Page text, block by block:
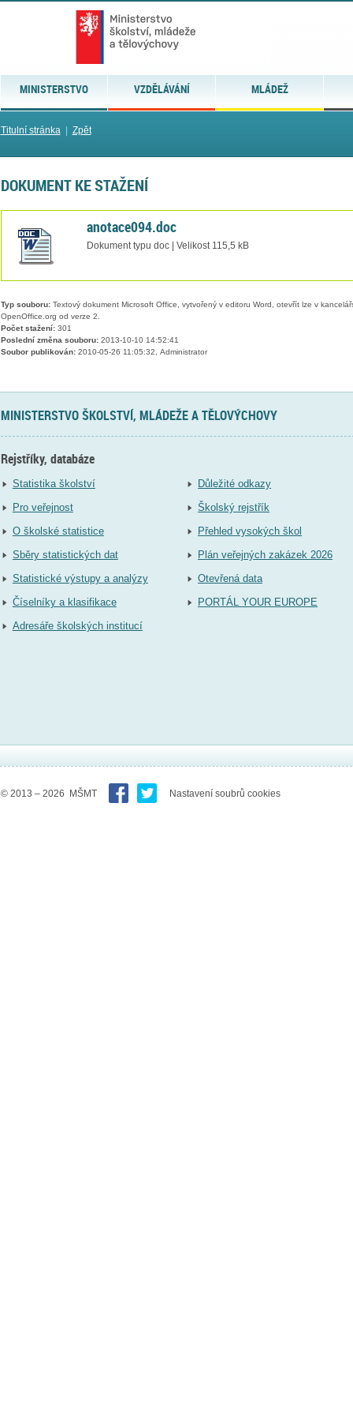
MINISTERSTVO VZDĚLÁVÁNÍ MLÁDEŽ
Titulní stránka| Zpět
DOKUMENT KE STAŽENÍ
anotace094.doc
Dokument typu doc | Velikost 115,5 kB
Typ souboru:Textový dokument Microsoft Office, vytvořený v editoru Word, otevřít lze v
OpenOffice.org od verze 2.
Počet stažení:301
Poslední změna souboru:2013-10-10 14:52:41
Soubor publikován:2010-05-26 11:05:32, Administrator
MINISTERSTVO ŠKOLSTVÍ, MLÁDEŽE A TĚLOVÝCHOVY
Rejstříky, databáze
Statistika školství
Pro veřejnost
O školské statistice
Sběry statistických dat
Statistické výstupy a analýzy
Číselníky a klasifikace
Adresáře školských institucí
Důležité odkazy
Školský rejstřík
Přehled vysokých škol
Plán veřejných zakázek 2026
Otevřená data
PORTÁL YOUR EUROPE
© 2013 – 2026 MŠMT Nastavení soubrů cookies